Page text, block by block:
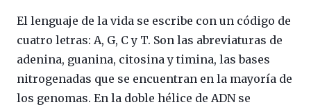
El lenguaje de la vida se escribe con un código de
cuatro letras: A, G, C y T. Son las abreviaturas de
adenina, guanina, citosina y timina, las bases
nitrogenadas que se encuentran en la mayoría de
los genomas. En la doble hélice de ADN se